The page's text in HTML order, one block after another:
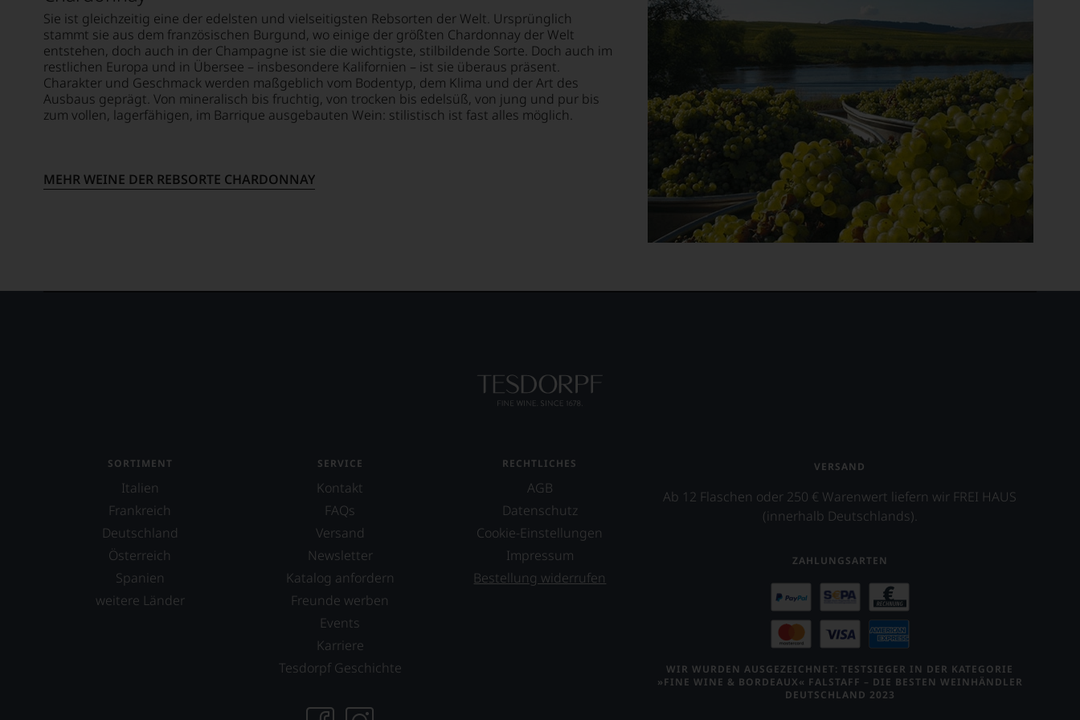
Weinselektion
bewegt.
Das
aber
genügt
uns
nicht
mehr.
festgestellt,
dass
ist
beschlossen:
BEWERTEN.
Sie ist gleichzeitig eine der edelsten und vielseitigsten Rebsorten der Welt. Ursprünglich
stammt sie aus dem französischen Burgund, wo einige der größten Chardonnay der Welt
entstehen, doch auch in der Champagne ist sie die wichtigste, stilbildende Sorte. Doch auch im
restlichen Europa und in Übersee – insbesondere Kalifornien – ist sie überaus präsent.
Charakter und Geschmack werden maßgeblich vom Bodentyp, dem Klima und der Art des
Ausbaus geprägt. Von mineralisch bis fruchtig, von trocken bis edelsüß, von jung und pur bis
zum vollen, lagerfähigen, im Barrique ausgebauten Wein: stilistisch ist fast alles möglich.
MEHR WEINE DER REBSORTE CHARDONNAY
SORTIMENT
Italien
Frankreich
Deutschland
Österreich
Spanien
weitere Länder
SERVICE
Kontakt
FAQs
Versand
Newsletter
Katalog anfordern
Freunde werben
Events
Karriere
Tesdorpf Geschichte
RECHTLICHES
AGB
Datenschutz
Cookie-Einstellungen
Impressum
Bestellung widerrufen
VERSAND
Ab 12 Flaschen oder 250 € Warenwert liefern wir FREI HAUS
(innerhalb Deutschlands).
ZAHLUNGSARTEN
WIR WURDEN AUSGEZEICHNET: TESTSIEGER IN DER KATEGORIE
»FINE WINE & BORDEAUX« FALSTAFF – DIE BESTEN WEINHÄNDLER
DEUTSCHLAND 2023